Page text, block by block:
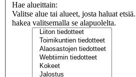
Hae alueittain:
Valitse alue tai alueet, josta haluat
hakea valitsemalla se alapuolelta.